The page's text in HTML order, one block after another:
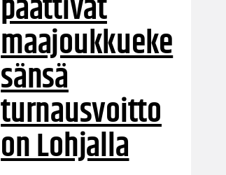
maajoukkueke
sänsä
turnausvoitto
on Lohjalla